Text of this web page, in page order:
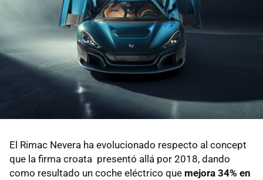
El Rimac Nevera ha evolucionado respecto al concept
que la firma croata presentó allá por 2018, dando
como resultado un coche eléctrico que mejora 34% en